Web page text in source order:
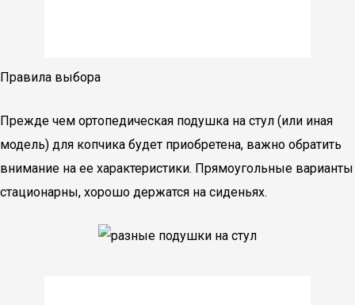
Правила выбора
Прежде чем ортопедическая подушка на стул (или иная
модель) для копчика будет приобретена, важно обратить
внимание на ее характеристики. Прямоугольные варианты
стационарны, хорошо держатся на сиденьях.